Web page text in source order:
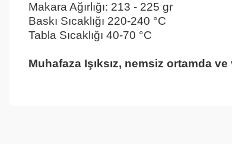
Makara Ağırlığı: 213 - 225 gr
Baskı Sıcaklığı 220-240 °C
Tabla Sıcaklığı 40-70 °C
Muhafaza Işıksız, nemsiz ortamda